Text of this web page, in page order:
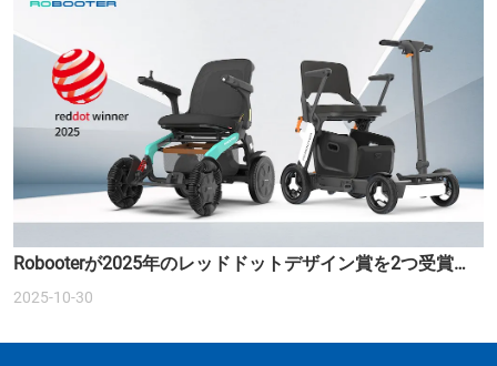
Robooterが2025年のレッドドットデザイン賞を2つ受賞
し、スマートモビリティの未来を再定義しました。
2025-10-30